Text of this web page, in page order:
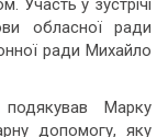
обласної ради
ради Михайло
Марку
допомогу, яку